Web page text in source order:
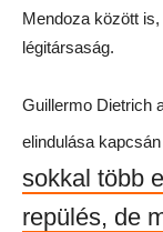
Mendoza között
légitársaság.
Guillermo Dietrich
elindulása
sokkal több
repülés, de